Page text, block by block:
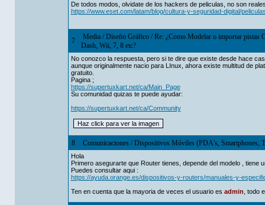
De todos modos, olvidate de los hackers de peliculas, no son
https://www.eset.com/latam/blog/cultura-y-seguridad-digital/
7 Media/Diseño Gráfico/Re: ¿Como Modelar o importar pistas
Dash, Wii, 7, 8 etc?
No conozco la respuesta, pero si te dire que existe desde hace
aunque originalmente nacio para LInux, ahora existe multitud de
gratuito.
Pagina ;
https://supertuxkart.net/ca/Main_Page
Su comunidad quizas te puede ayudar:
https://supertuxkart.net/ca/Community
8 Comunicaciones/Dispositivos Móviles (PDA's, Smartphones,
Hola
Primero asegurarte que Router tienes, depende del modelo , tiene
Puedes consultar aqui :
https://ayuda.orange.es/dispositivos-y-routers/manuales-y-
Ten en cuenta que la mayoria de veces el usuario es admin , todo